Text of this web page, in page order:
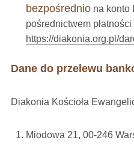
bezpośrednio na konto
pośrednictwem
https://diakonia.org.pl/
Dane do przelewu
Diakonia Kościoła
Miodowa 21, 00-246